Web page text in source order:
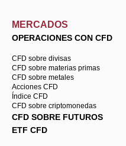
MERCADOS
OPERACIONES CON CFD
CFD sobre divisas
CFD sobre materias primas
CFD sobre metales
Acciones CFD
Índice CFD
CFD sobre criptomonedas
CFD SOBRE FUTUROS
ETF CFD